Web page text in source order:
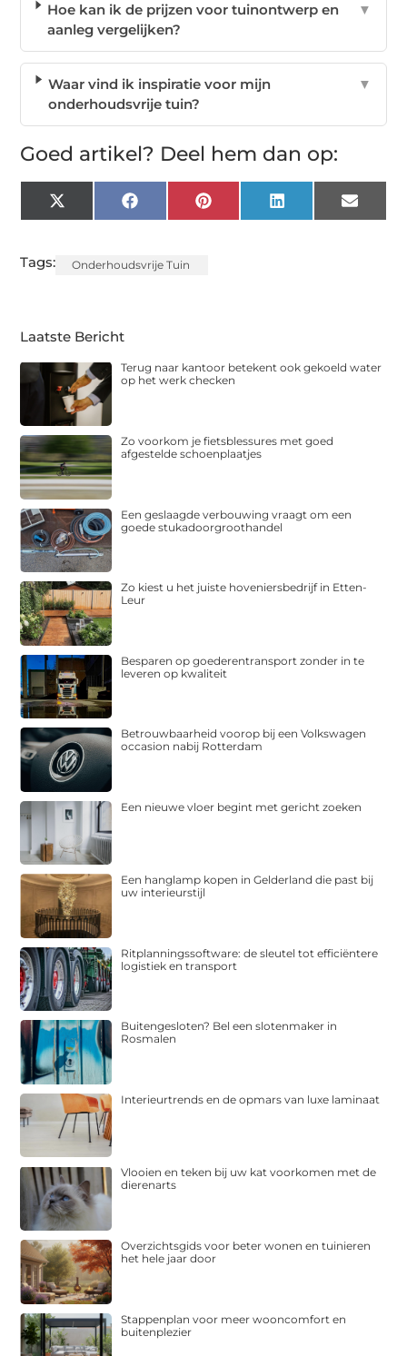
Hoe kan ik de prijzen voor tuinontwerp en
aanleg vergelijken?
▼
Waar vind ik inspiratie voor mijn
onderhoudsvrije tuin?
▼
Goed artikel? Deel hem dan op:
X
(Twitter)
FacebookPinterest LinkedIn Email
Tags: Onderhoudsvrije Tuin
Laatste Bericht
Terug naar kantoor betekent ook gekoeld water
op het werk checken
Zo voorkom je fietsblessures met goed
afgestelde schoenplaatjes
Een geslaagde verbouwing vraagt om een
goede stukadoorgroothandel
Zo kiest u het juiste hoveniersbedrijf in Etten-
Leur
Besparen op goederentransport zonder in te
leveren op kwaliteit
Betrouwbaarheid voorop bij een Volkswagen
occasion nabij Rotterdam
Een nieuwe vloer begint met gericht zoeken
Een hanglamp kopen in Gelderland die past bij
uw interieurstijl
Ritplanningssoftware: de sleutel tot efficiëntere
logistiek en transport
Buitengesloten? Bel een slotenmaker in
Rosmalen
Interieurtrends en de opmars van luxe laminaat
Vlooien en teken bij uw kat voorkomen met de
dierenarts
Overzichtsgids voor beter wonen en tuinieren
het hele jaar door
Stappenplan voor meer wooncomfort en
buitenplezier